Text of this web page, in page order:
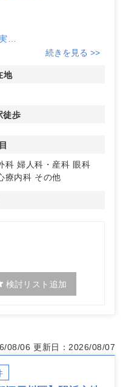
半径500メートル以内に
続きを見る >>
地
徒歩
科 婦人科・産科 眼科
療内科 その他
検討リスト追加
08/06 更新日：2026/08/07